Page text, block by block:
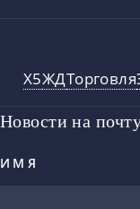
X5ЖДТорговля
Новости на
ИМЯ